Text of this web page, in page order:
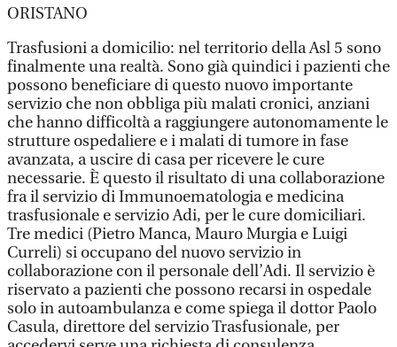
ORISTANO
Trasfusioni a domicilio: nel territorio della Asl 5 sono
finalmente una realtà. Sono già quindici i pazienti che
possono beneficiare di questo nuovo importante
servizio che non obbliga più malati cronici, anziani
che hanno difficoltà a raggiungere autonomamente le
strutture ospedaliere e i malati di tumore in fase
avanzata, a uscire di casa per ricevere le cure
necessarie. È questo il risultato di una collaborazione
fra il servizio di Immunoematologia e medicina
trasfusionale e servizio Adi, per le cure domiciliari.
Tre medici (Pietro Manca, Mauro Murgia e Luigi
Curreli) si occupano del nuovo servizio in
collaborazione con il personale dell’Adi. Il servizio è
riservato a pazienti che possono recarsi in ospedale
solo in autoambulanza e come spiega il dottor Paolo
Casula, direttore del servizio Trasfusionale, per